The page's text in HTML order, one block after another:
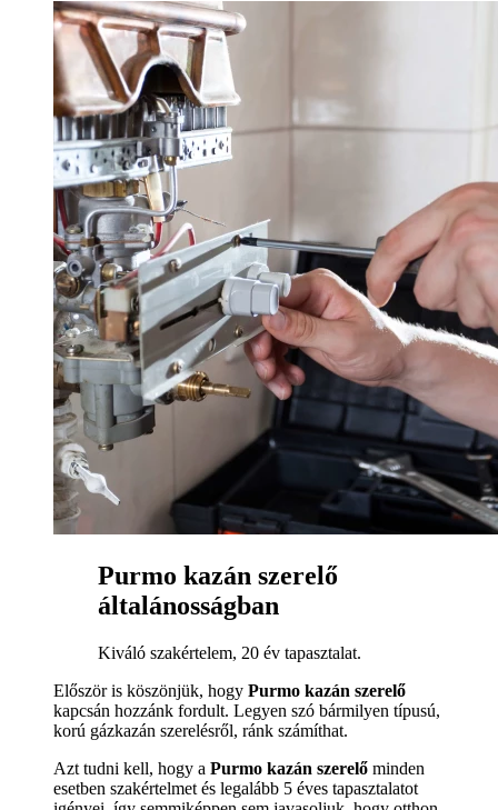
Purmo kazán szerelő
általánosságban
Kiváló szakértelem, 20 év tapasztalat.
Először is köszönjük, hogy Purmo kazán szerelő
kapcsán hozzánk fordult. Legyen szó bármilyen típusú,
korú gázkazán szerelésről, ránk számíthat.
Azt tudni kell, hogy a Purmo kazán szerelő minden
esetben szakértelmet és legalább 5 éves tapasztalatot